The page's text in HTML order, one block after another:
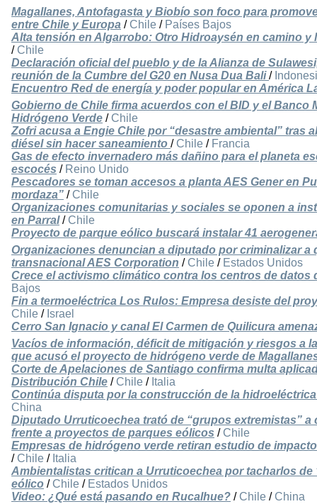
Magallanes, Antofagasta y Biobío son foco para
entre Chile y Europa / Chile / Países Bajos
Alta tensión en Algarrobo: Otro Hidroaysén en camino
/ Chile
Declaración oficial del pueblo y de la Alianza de
reunión de la Cumbre del G20 en Nusa Dua Bali/
Encuentro Red de energía y poder popular en América
Gobierno de Chile firma acuerdos con el BID y el Banco
Hidrógeno Verde / Chile
Zofri acusa a Engie Chile por “desastre ambiental” tras
diésel sin hacer saneamiento / Chile / Francia
Gas de efecto invernadero más dañino para el planeta
escocés / Reino Unido
Pescadores se toman accesos a planta AES Gener en
mordaza” / Chile
Organizaciones comunitarias y sociales se oponen a
en Parral/ Chile
Proyecto de parque eólico buscará instalar 41
Organizaciones denuncian a diputado por criminalizar a
transnacional AES Corporation / Chile / Estados Unidos
Crece el activismo climático contra los centros de datos
Bajos
Fin a termoeléctrica Los Rulos: Empresa desiste del
Chile / Israel
Cerro San Ignacio y canal El Carmen de Quilicura
Vacíos de información, déficit de mitigación y riesgos a
que acusó el proyecto de hidrógeno verde de
Corte de Apelaciones de Santiago confirma multa
Distribución Chile / Chile / Italia
Continúa disputa por la construcción de la
China
Diputado Urruticoechea trató de “grupos extremistas”
frente a proyectos de parques eólicos / Chile
Empresas de hidrógeno verde retiran estudio de
/ Chile / Italia
Ambientalistas critican a Urruticoechea por tacharlos
eólico / Chile / Estados Unidos
Video: ¿Qué está pasando en Rucalhue? / Chile / China